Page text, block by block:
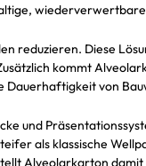
reduzieren. Diese
kommt
Dauerhaftigkeit von
und
als klassische
Alveolarkarton damit